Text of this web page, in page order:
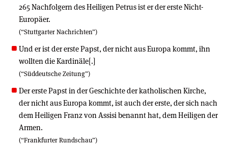
265 Nachfolgern des Heiligen Petrus ist er der erste Nicht-
Europäer.
(“Stuttgarter Nachrichten”)
Und er ist der erste Papst, der nicht aus Europa kommt, ihn
wollten die Kardinäle[.]
(“Süddeutsche Zeitung”)
Der erste Papst in der Geschichte der katholischen Kirche,
der nicht aus Europa kommt, ist auch der erste, der sich nach
dem Heiligen Franz von Assisi benannt hat, dem Heiligen der
Armen.
(“Frankfurter Rundschau”)